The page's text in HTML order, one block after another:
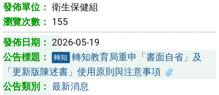
衛生保健組
155
2026-05-19
轉知 轉知教育局重申「書面自省」及
「更新版陳述書」使用原則與注意事項
最新消息